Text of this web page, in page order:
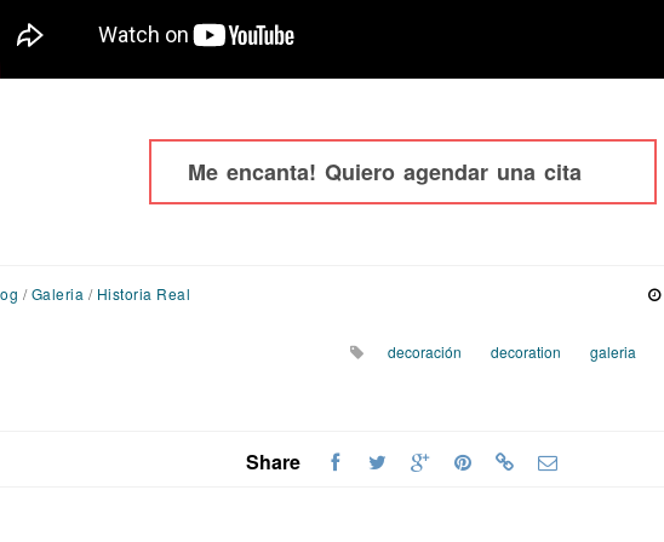
Me encanta! Quiero agendar una cita
/Galeria / Historia Real
decoración decoration galeria
Share